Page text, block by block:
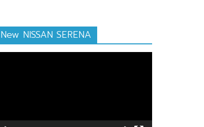
New NISSAN SERENA